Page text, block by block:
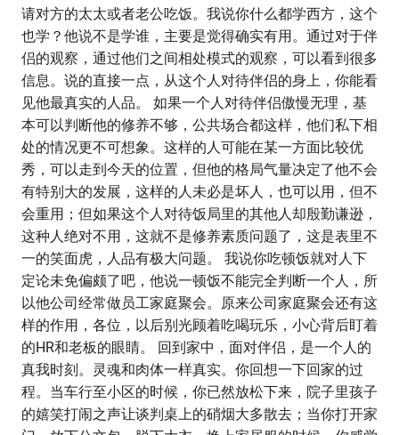
请对方的太太或者老公吃饭。我说你什么都学西方，这个
也学？他说不是学谁，主要是觉得确实有用。通过对于伴
侣的观察，通过他们之间相处模式的观察，可以看到很多
信息。说的直接一点，从这个人对待伴侣的身上，你能看
见他最真实的人品。 如果一个人对待伴侣傲慢无理，基
本可以判断他的修养不够，公共场合都这样，他们私下相
处的情况更不可想象。这样的人可能在某一方面比较优
秀，可以走到今天的位置，但他的格局气量决定了他不会
有特别大的发展，这样的人未必是坏人，也可以用，但不
会重用；但如果这个人对待饭局里的其他人却殷勤谦逊，
这种人绝对不用，这就不是修养素质问题了，这是表里不
一的笑面虎，人品有极大问题。 我说你吃顿饭就对人下
定论未免偏颇了吧，他说一顿饭不能完全判断一个人，所
以他公司经常做员工家庭聚会。原来公司家庭聚会还有这
样的作用，各位，以后别光顾着吃喝玩乐，小心背后盯着
的HR和老板的眼睛。 回到家中，面对伴侣，是一个人的
真我时刻。灵魂和肉体一样真实。你回想一下回家的过
程。当车行至小区的时候，你已然放松下来，院子里孩子
的嬉笑打闹之声让谈判桌上的硝烟大多散去；当你打开家